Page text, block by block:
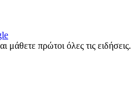
μάθετε πρώτοι όλες τις ειδήσεις.